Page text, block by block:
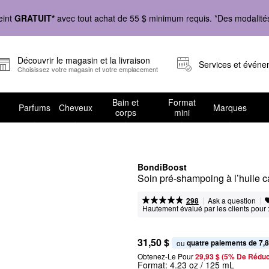
GRATUIT* avec tout achat de 55 $ minimum requis. *Des
Découvrir le magasin et la livraison
Choisissez votre magasin et votre emplacement Services et
Parfums Cheveux
Bain et
corps
Format
mini
Marques
BondiBoost
Soin pré-shampoing à l’huile
298 | Ask a question |
Hautement évalué par les clients pour :
31,50 $ ou quatre paiements de
Obtenez-Le Pour29,93 $ (5% De
Format: 4.23 oz / 125 mL